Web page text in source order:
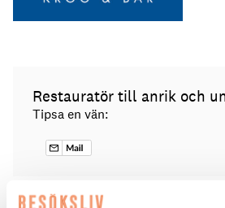
Restauratör till anrik och
Tipsa en vän: